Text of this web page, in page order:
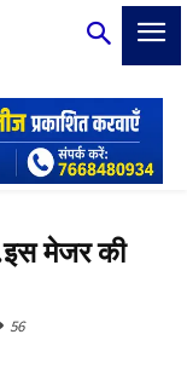
मेजर की
56